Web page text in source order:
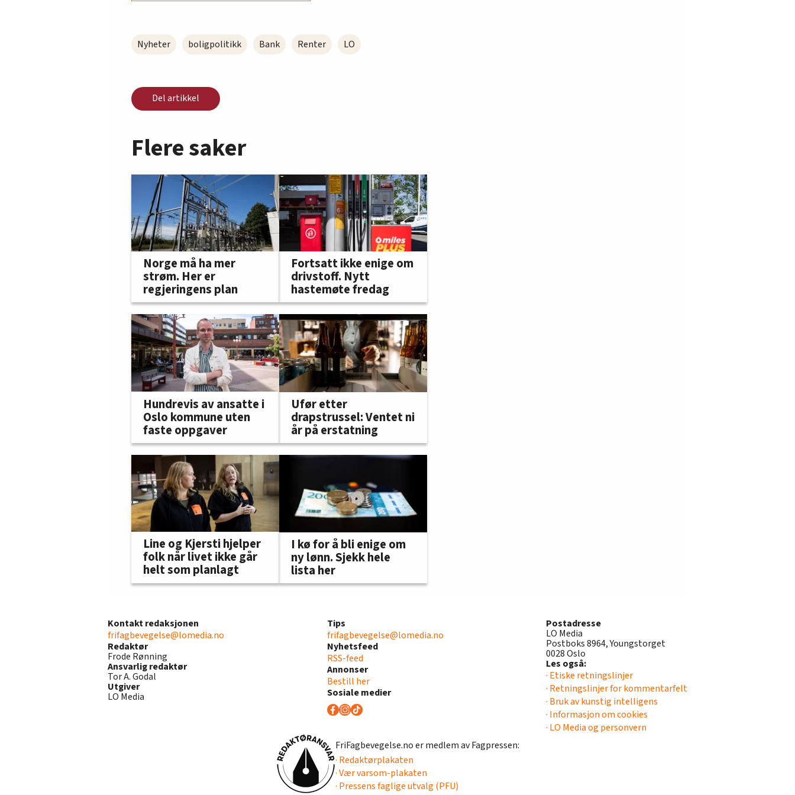
Nyheter boligpolitikk Bank Renter LO
Del artikkel
Flere saker
Norge må ha mer
strøm. Her er
regjeringens plan
Fortsatt ikke enige om
drivstoff. Nytt
hastemøte fredag
Hundrevis av ansatte i
Oslo kommune uten
faste oppgaver
Ufør etter
drapstrussel: Ventet ni
år på erstatning
Line og Kjersti hjelper
folk når livet ikke går
helt som planlagt
I kø for å bli enige om
ny lønn. Sjekk hele
lista her
Kontakt redaksjonen
frifagbevegelse@lomedia.no
Redaktør
Frode Rønning
Ansvarlig redaktør
Tor A. Godal
Utgiver
LO Media
Tips
frifagbevegelse@lomedia.no
Nyhetsfeed
RSS-feed
Annonser
Bestill her
Sosiale medier
Postadresse
LO Media
Postboks 8964, Youngstorget
0028 Oslo
Les også:
· Etiske retningslinjer
· Retningslinjer for kommentarfelt
· Bruk av kunstig intelligens
· Informasjon om cookies
· LO Media og personvern
FriFagbevegelse.no er medlem av Fagpressen:
· Redaktørplakaten
· Vær varsom-plakaten
· Pressens faglige utvalg (PFU)